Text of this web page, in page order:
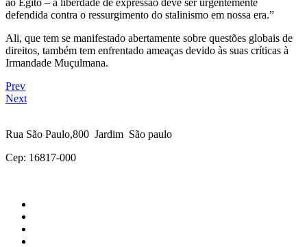
defendida contra o ressurgimento do stalinismo em nossa era.”
Ali, que tem se manifestado abertamente sobre questões globais de
direitos, também tem enfrentado ameaças devido às suas críticas à
Irmandade Muçulmana.
Prev
Next
Rua São Paulo,800 Jardim São paulo
Cep: 16817-000